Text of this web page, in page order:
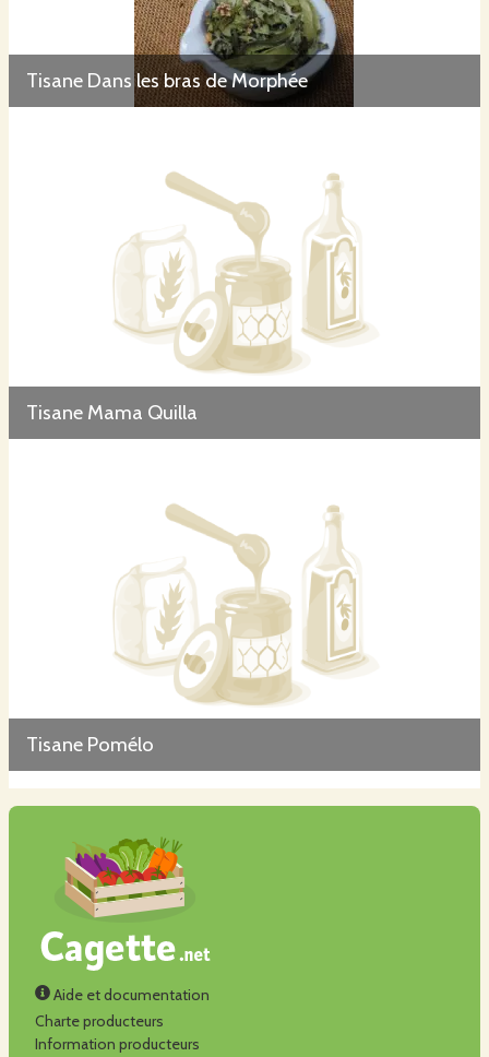
Tisane Dans les bras de Morphée
Tisane Mama Quilla
Tisane Pomélo
Aide et documentation
Charte producteurs
Information producteurs